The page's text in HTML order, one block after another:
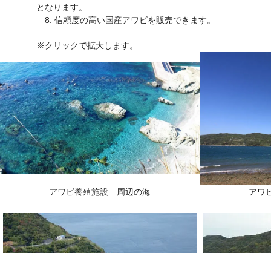
となります。
8. 信頼度の高い国産アワビを販売できます。
※クリックで拡大します。
アワビ養殖施設 周辺の海 アワ